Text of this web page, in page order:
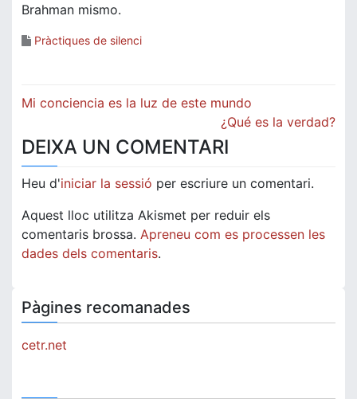
Brahman mismo.
Pràctiques de silenci
Navegació
Mi conciencia es la luz de este mundo
¿Qué es la verdad?
DEIXA UN COMENTARI
Heu d'iniciar la sessió per escriure un comentari.
Aquest lloc utilitza Akismet per reduir els
comentaris brossa. Apreneu com es processen les
dades dels comentaris.
Pàgines recomanades
cetr.net